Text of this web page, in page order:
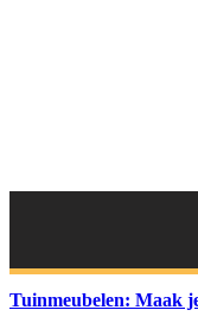
Tuinmeubelen: Maak